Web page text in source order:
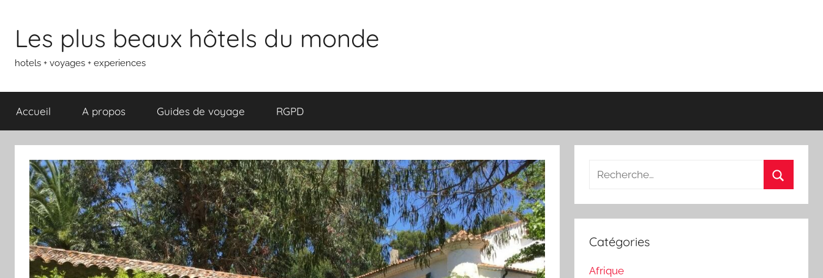
contenu
Les plus beaux hôtels du monde
hotels + voyages + experiences
Accueil A propos Guides de voyage RGPD
Recherche
:
Catégories
Afrique